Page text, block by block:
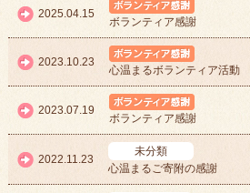
2025.04.15
ボランティア感謝
2023.10.23
心温まるボランティア活動
2023.07.19
ボランティア感謝
2022.11.23
未分類
心温まるご寄附の感謝